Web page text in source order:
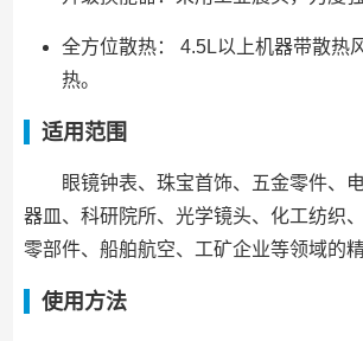
全方位散热： 4.5L以上机器带散热
热。
适用范围
眼镜钟表、珠宝首饰、五金零件、
器皿、科研院所、光学镜头、化工纺织
零部件、船舶航空、工矿企业等领域的
使用方法